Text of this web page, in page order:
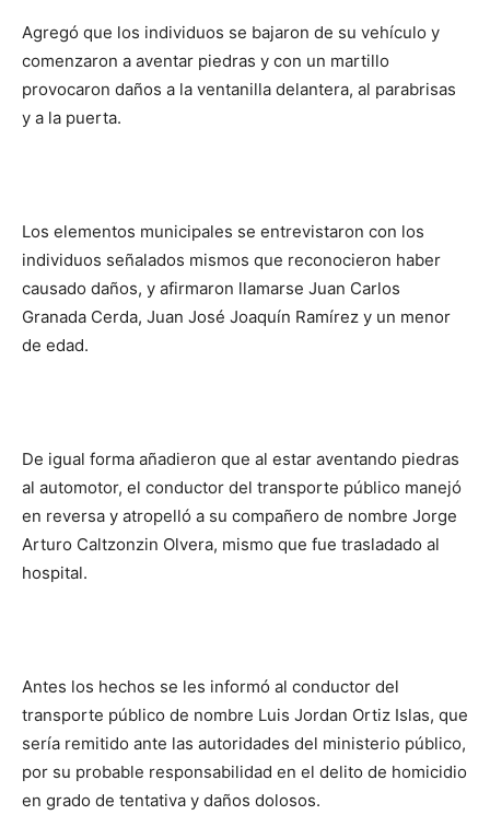
Agregó que los individuos se bajaron de su vehículo y
comenzaron a aventar piedras y con un martillo
provocaron daños a la ventanilla delantera, al parabrisas
y a la puerta.
Los elementos municipales se entrevistaron con los
individuos señalados mismos que reconocieron haber
causado daños, y afirmaron llamarse Juan Carlos
Granada Cerda, Juan José Joaquín Ramírez y un menor
de edad.
De igual forma añadieron que al estar aventando piedras
al automotor, el conductor del transporte público manejó
en reversa y atropelló a su compañero de nombre Jorge
Arturo Caltzonzin Olvera, mismo que fue trasladado al
hospital.
Antes los hechos se les informó al conductor del
transporte público de nombre Luis Jordan Ortiz Islas, que
sería remitido ante las autoridades del ministerio público,
por su probable responsabilidad en el delito de homicidio
en grado de tentativa y daños dolosos.